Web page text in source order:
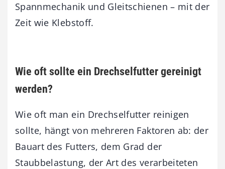
Spannmechanik und Gleitschienen – mit der
Zeit wie Klebstoff.
Wie oft sollte ein Drechselfutter gereinigt
werden?
Wie oft man ein Drechselfutter reinigen
sollte, hängt von mehreren Faktoren ab: der
Bauart des Futters, dem Grad der
Staubbelastung, der Art des verarbeiteten